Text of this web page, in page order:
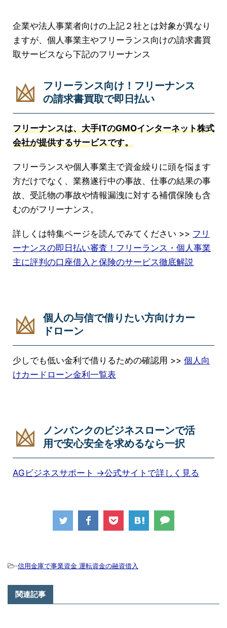
企業や法人事業者向けの上記２社とは対象が異なり
ますが、個人事業主やフリーランス向けの請求書買
取サービスなら下記のフリーナンス
フリーランス向け！フリーナンス
の請求書買取で即日払い
フリーナンスは、大手ITのGMOインターネット株式
会社が提供するサービスです。
フリーランスや個人事業主で資金繰りに頭を悩ます
方だけでなく、業務遂行中の事故、仕事の結果の事
故、受託物の事故や情報漏洩に対する補償保険も含
むのがフリーナンス。
詳しくは特集ページを読んでみてください >> フリ
ーナンスの即日払い審査！フリーランス・個人事業
主に評判の口座借入と保険のサービス徹底解説
個人の与信で借りたい方向けカー
ドローン
少しでも低い金利で借りるための確認用 >> 個人向
けカードローン金利一覧表
ノンバンクのビジネスローンで活
用で安心安全を求めるなら一択
AGビジネスサポート →公式サイトで詳しく見る
-信用金庫で事業資金 運転資金の融資借入
関連記事